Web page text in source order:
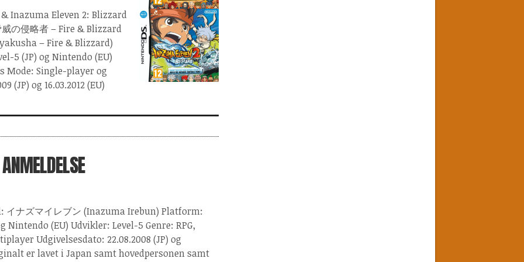
Inazuma Eleven 2: Blizzard
の侵略者 – Fire & Blizzard
– Fire & Blizzard)
5 (JP) og Nintendo (EU)
Mode: Single-player og
(JP) og 16.03.2012 (EU)
ナズマイレブン (Inazuma Irebun) Platform:
Nintendo (EU) Udvikler: Level-5 Genre: RPG,
Udgivelsesdato: 22.08.2008 (JP) og
er lavet i Japan samt hovedpersonen samt